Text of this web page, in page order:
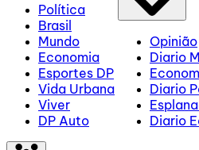
Política
Brasil
Mundo
Economia
Esportes DP
Vida Urbana
Viver
DP Auto
Opinião
Diario
Diario
Diario